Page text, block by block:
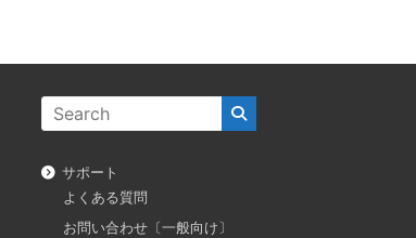
サポート
よくある質問
お問い合わせ〔一般向け〕